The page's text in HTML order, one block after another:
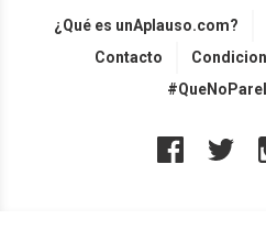
¿Qué es unAplauso.com?
Contacto